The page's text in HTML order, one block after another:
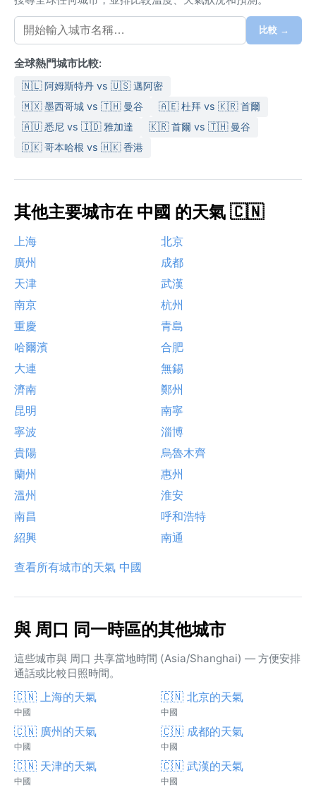
比較 →
全球熱門城市比較:
🇳🇱 阿姆斯特丹 vs 🇺🇸 邁阿密
🇲🇽 墨西哥城 vs 🇹🇭 曼谷
🇦🇪 杜拜 vs 🇰🇷 首爾
🇦🇺 悉尼 vs 🇮🇩 雅加達
🇰🇷 首爾 vs 🇹🇭 曼谷
🇩🇰 哥本哈根 vs 🇭🇰 香港
其他主要城市在 中國 的天氣 🇨🇳
上海
北京
廣州
成都
天津
武漢
南京
杭州
重慶
青島
哈爾濱
合肥
大連
無錫
濟南
鄭州
昆明
南寧
寧波
淄博
貴陽
烏魯木齊
蘭州
惠州
溫州
淮安
南昌
呼和浩特
紹興
南通
查看所有城市的天氣 中國
與 周口 同一時區的其他城市
這些城市與 周口 共享當地時間 (Asia/Shanghai) — 方便安排
通話或比較日照時間。
🇨🇳 上海的天氣
中國
🇨🇳 北京的天氣
中國
🇨🇳 廣州的天氣
中國
🇨🇳 成都的天氣
中國
🇨🇳 天津的天氣
中國
🇨🇳 武漢的天氣
中國